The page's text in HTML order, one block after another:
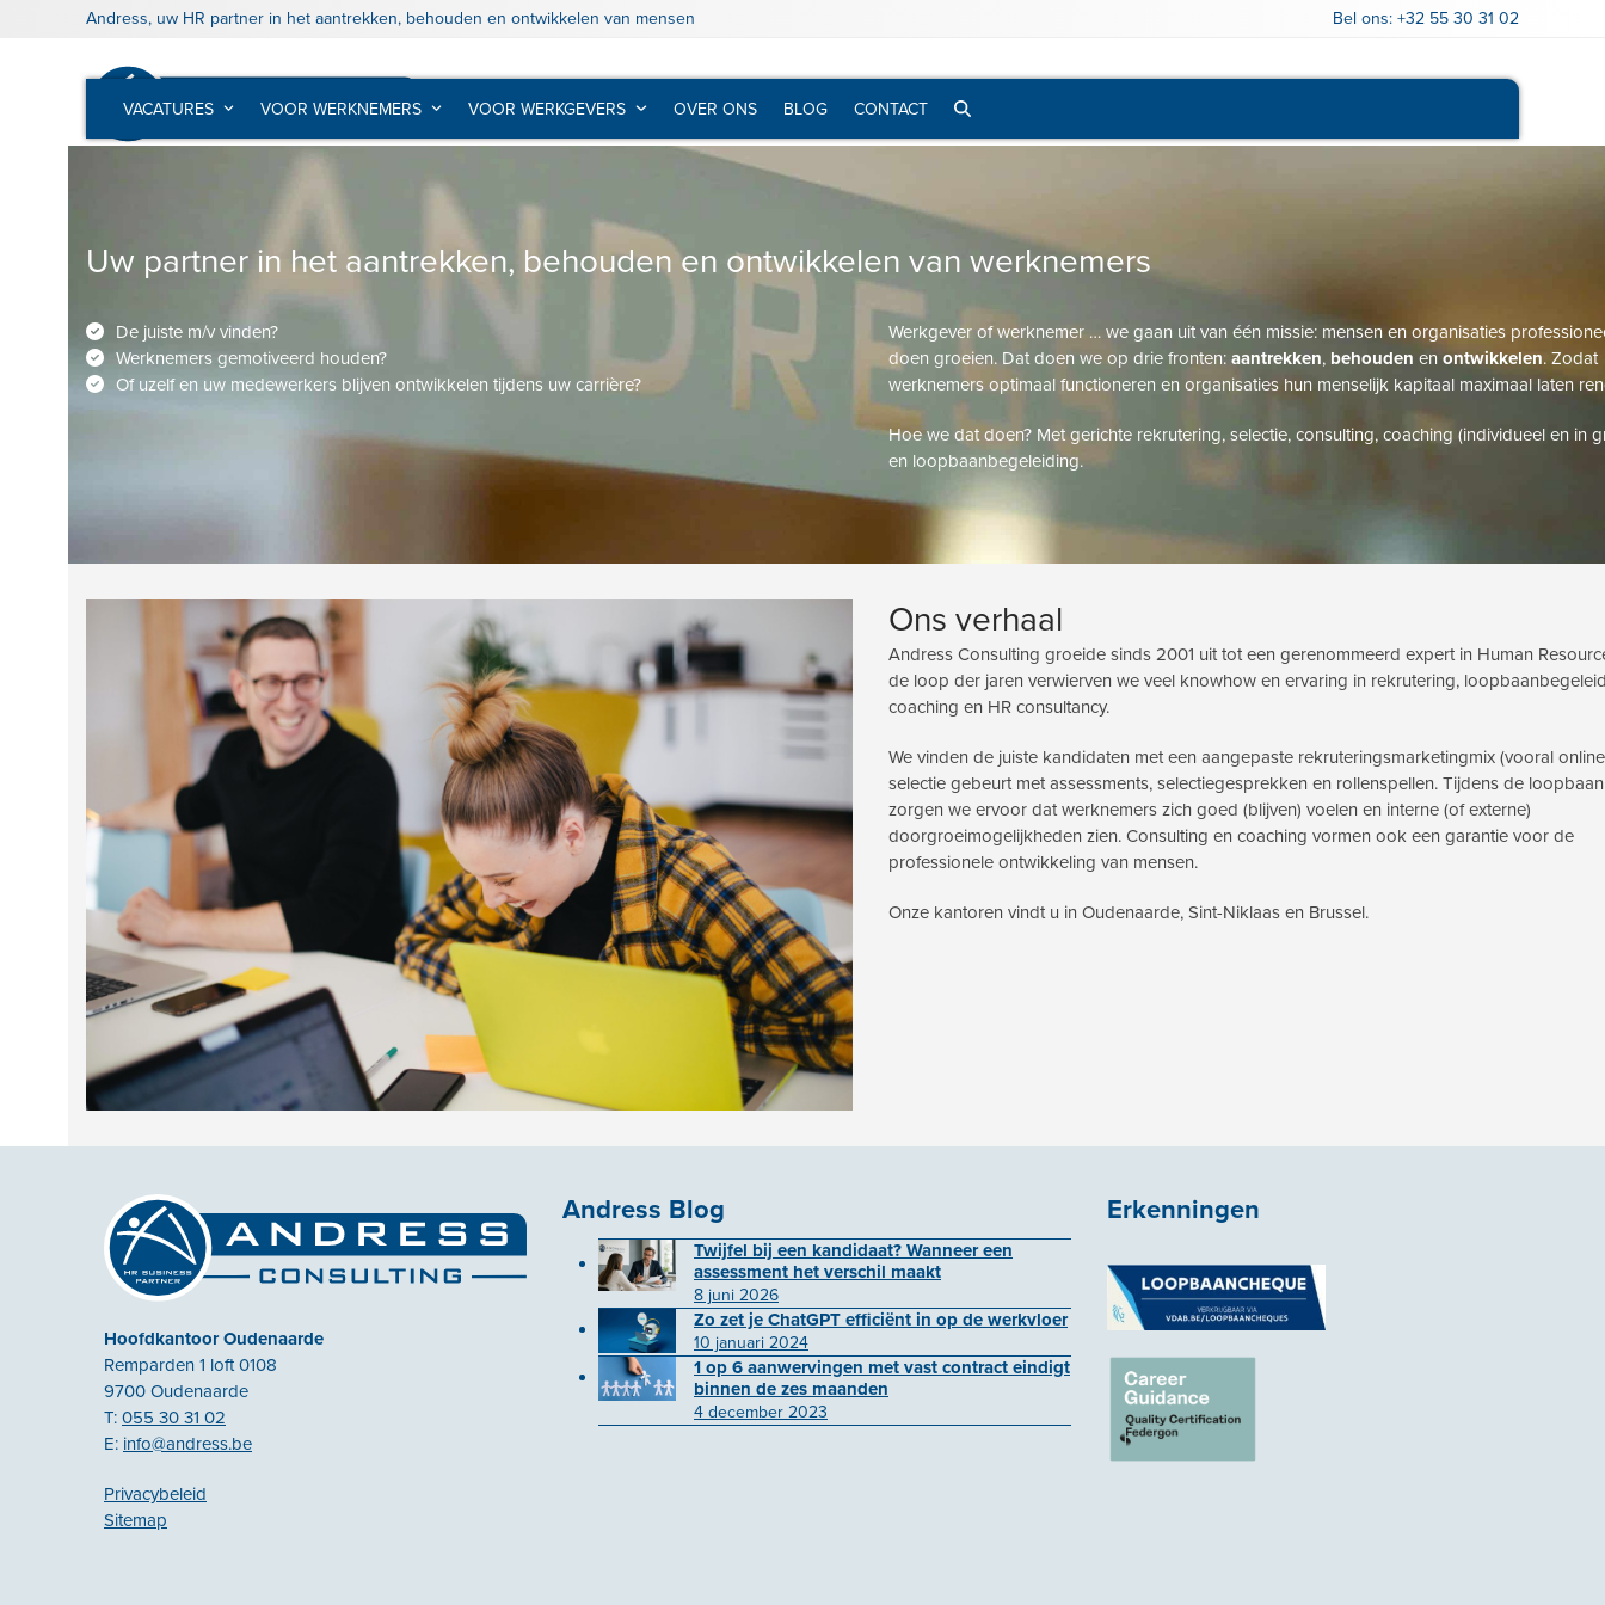
Andress, uw HR partner in het aantrekken, behouden en ontwikkelen van mensen Bel ons: +32 55 30 31 02
VACATURES VOOR WERKNEMERS VOOR WERKGEVERS OVER ONS BLOG CONTACT
Uw partner in het aantrekken, behouden en ontwikkelen van werknemers
De juiste m/v vinden?
Werknemers gemotiveerd houden?
Of uzelf en uw medewerkers blijven ontwikkelen tijdens uw carrière?
Werkgever of werknemer … we gaan uit van één missie: mensen en organisaties
doen groeien. Dat doen we op drie fronten: aantrekken, behouden en ontwikkelen. Zodat
werknemers optimaal functioneren en organisaties hun menselijk kapitaal maximaal laten
Hoe we dat doen? Met gerichte rekrutering, selectie, consulting, coaching (individueel en in
en loopbaanbegeleiding.
Ons verhaal
Andress Consulting groeide sinds 2001 uit tot een gerenommeerd expert in Human
de loop der jaren verwierven we veel knowhow en ervaring in rekrutering,
coaching en HR consultancy.
We vinden de juiste kandidaten met een aangepaste rekruteringsmarketingmix (vooral
selectie gebeurt met assessments, selectiegesprekken en rollenspellen. Tijdens de loopbaan
zorgen we ervoor dat werknemers zich goed (blijven) voelen en interne (of externe)
doorgroeimogelijkheden zien. Consulting en coaching vormen ook een garantie voor de
professionele ontwikkeling van mensen.
Onze kantoren vindt u in Oudenaarde, Sint-Niklaas en Brussel.
Hoofdkantoor Oudenaarde
Remparden 1 loft 0108
9700 Oudenaarde
T: 055 30 31 02
E: info@andress.be
Privacybeleid
Sitemap
Andress Blog
Twijfel bij een kandidaat? Wanneer een
assessment het verschil maakt
8 juni 2026
Zo zet je ChatGPT efficiënt in op de werkvloer
10 januari 2024
1 op 6 aanwervingen met vast contract eindigt
binnen de zes maanden
4 december 2023
Erkenningen